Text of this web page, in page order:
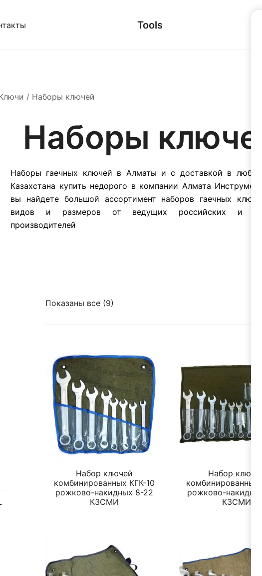
Tools
/ Наборы ключей
Наборы ключей
Наборы гаечных ключей в Алматы и с доставкой в любой
Казахстана купить недорого в компании Алмата
вы найдете большой ассортимент наборов гаечных
видов и размеров от ведущих российских и
производителей
Показаны все (9)
Набор ключей
комбинированных КГК-10
рожково-накидных 8-22
КЗСМИ
Набор ключей
комбинированных
рожково-
КЗСМИ